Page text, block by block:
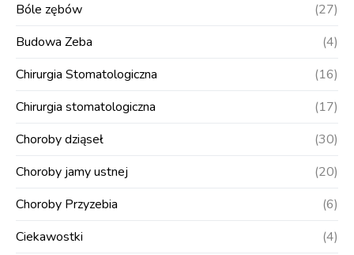
Bóle zębów
(27)
Budowa Zeba
(4)
Chirurgia Stomatologiczna
(16)
Chirurgia stomatologiczna
(17)
Choroby dziąseł
(30)
Choroby jamy ustnej
(20)
Choroby Przyzebia
(6)
Ciekawostki
(4)